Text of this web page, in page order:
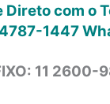
Direto com o
1447
11 2600-